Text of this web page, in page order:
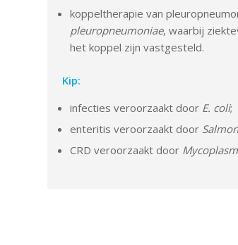
koppeltherapie van
pleuropneumoniae, waarbij
het koppel zijn vastgesteld.
Kip:
infecties veroorzaakt door E. coli;
enteritis veroorzaakt door
CRD veroorzaakt door